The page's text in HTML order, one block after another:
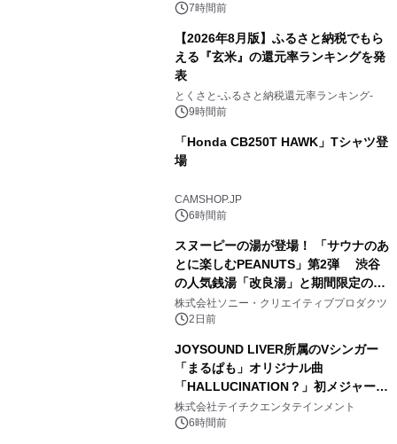
スの2施設で
7時間前
【2026年8月版】ふるさと納税でもら
える『玄米』の還元率ランキングを発
表
とくさと-ふるさと納税還元率ランキング-
9時間前
「Honda CB250T HAWK」Tシャツ登
場
CAMSHOP.JP
6時間前
スヌーピーの湯が登場！ 「サウナのあ
とに楽しむPEANUTS」第2弾 渋谷
の人気銭湯「改良湯」と期間限定のコ
ラボレーション サウナイキタイコラ
ボグッズも発売決定！
株式会社ソニー・クリエイティブプロダクツ
2日前
JOYSOUND LIVER所属のVシンガー
「まるぱも」オリジナル曲
「HALLUCINATION？」初メジャー配
信リリース決定！
株式会社テイチクエンタテインメント
6時間前